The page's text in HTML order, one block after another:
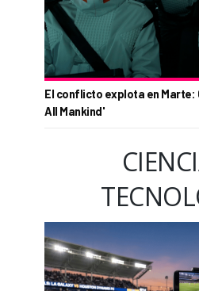
El conflicto explota en Marte:
All Mankind'